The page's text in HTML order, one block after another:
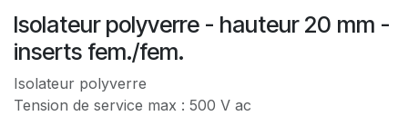
Isolateur polyverre - hauteur 20 mm -
inserts fem./fem.
Isolateur polyverre
Tension de service max : 500 V ac